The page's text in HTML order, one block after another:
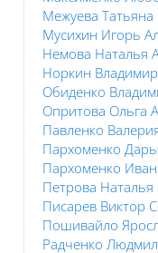
Межуева Татьяна
Мусихин Игорь
Немова Наталья
Норкин
Обиденко
Опритова Ольга
Павленко
Пархоменко
Пархоменко
Петрова
Писарев Виктор
Пошивайло
Радченко